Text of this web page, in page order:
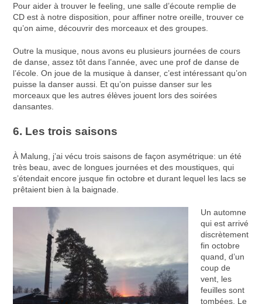
Pour aider à trouver le feeling, une salle d’écoute remplie de
CD est à notre disposition, pour affiner notre oreille, trouver ce
qu’on aime, découvrir des morceaux et des groupes.
Outre la musique, nous avons eu plusieurs journées de cours
de danse, assez tôt dans l’année, avec une prof de danse de
l’école. On joue de la musique à danser, c’est intéressant qu’on
puisse la danser aussi. Et qu’on puisse danser sur les
morceaux que les autres élèves jouent lors des soirées
dansantes.
6. Les trois saisons
À Malung, j’ai vécu trois saisons de façon asymétrique: un été
très beau, avec de longues journées et des moustiques, qui
s’étendait encore jusque fin octobre et durant lequel les lacs se
prêtaient bien à la baignade.
Un automne
qui est arrivé
discrètement
fin octobre
quand, d’un
coup de
vent, les
feuilles sont
tombées. Le